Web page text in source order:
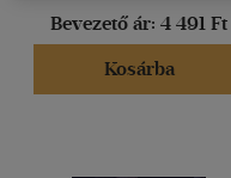
Felnőtt(1214)
Nyelv szerint
Bevezető ár: 4 491 Ft
Kosárba